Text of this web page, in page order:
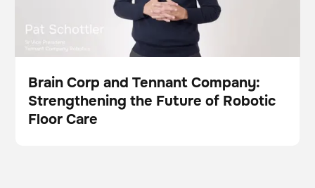
Vidéo
Brain Corp and Tennant Company:
Strengthening the Future of Robotic
Floor Care